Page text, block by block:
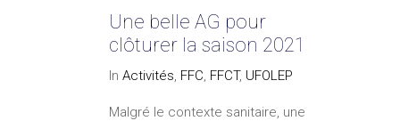
Une belle AG pour
clôturer la saison 2021
In Activités, FFC, FFCT, UFOLEP
Malgré le contexte sanitaire, une